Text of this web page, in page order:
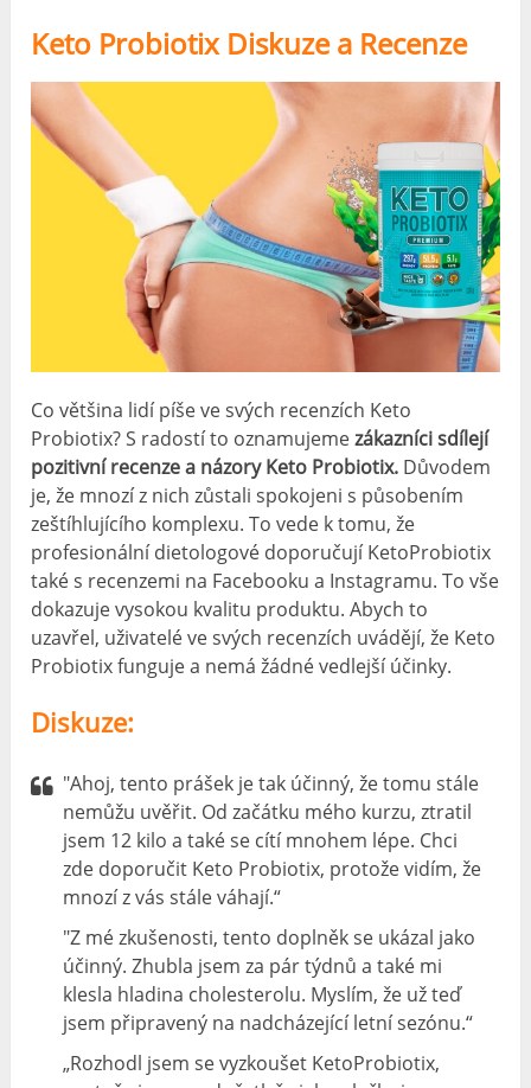
Keto Probiotix Diskuze a Recenze
Co většina lidí píše ve svých recenzích Keto
Probiotix? S radostí to oznamujemezákazníci sdílejí
pozitivní recenze a názory Keto Probiotix. Důvodem
je, že mnozí z nich zůstali spokojeni s působením
zeštíhlujícího komplexu. To vede k tomu, že
profesionální dietologové doporučují KetoProbiotix
také s recenzemi na Facebooku a Instagramu. To vše
dokazuje vysokou kvalitu produktu. Abych to
uzavřel, uživatelé ve svých recenzích uvádějí, že Keto
Probiotix funguje a nemá žádné vedlejší účinky.
Diskuze:
"Ahoj, tento prášek je tak účinný, že tomu stále
nemůžu uvěřit. Od začátku mého kurzu, ztratil
jsem 12 kilo a také se cítí mnohem lépe. Chci
zde doporučit Keto Probiotix, protože vidím, že
mnozí z vás stále váhají.“
"Z mé zkušenosti, tento doplněk se ukázal jako
účinný. Zhubla jsem za pár týdnů a také mi
klesla hladina cholesterolu. Myslím, že už teď
jsem připravený na nadcházející letní sezónu.“
„Rozhodl jsem se vyzkoušet KetoProbiotix,